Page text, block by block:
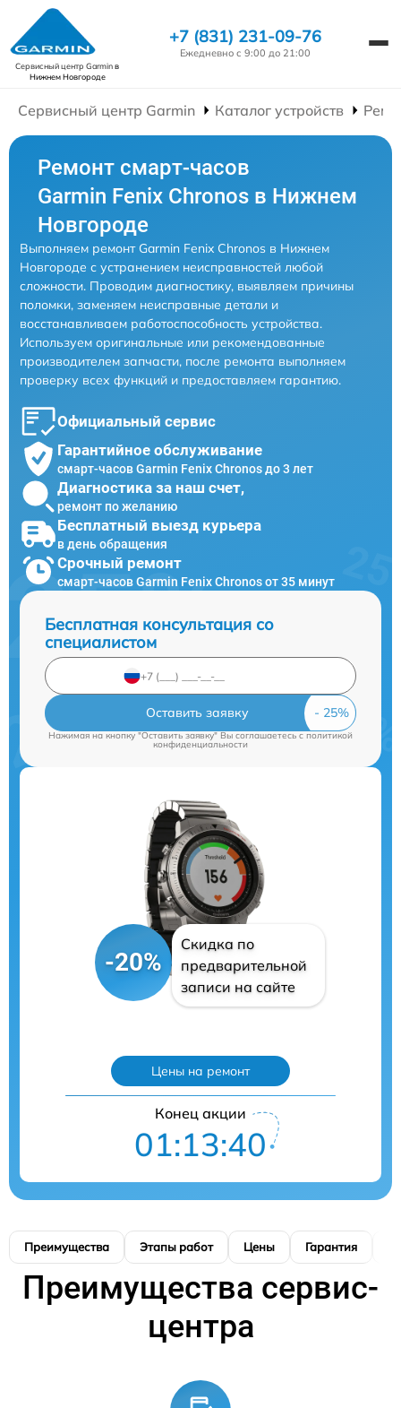
Сервисный центр Garminв
Нижнем Новгороде
+7 (831) 231-09-76
Ежедневно с 9:00 до 21:00
Сервисный центр Garmin Каталог устройств
Ремонт смарт-часов
Garmin Fenix Chronos в Нижнем
Новгороде
Выполняем ремонт Garmin Fenix Chronos в Нижнем
Новгороде с устранением неисправностей любой
сложности. Проводим диагностику, выявляем причины
поломки, заменяем неисправные детали и
восстанавливаем работоспособность устройства.
Используем оригинальные или рекомендованные
производителем запчасти, после ремонта выполняем
проверку всех функций и предоставляем гарантию.
Официальный сервис
Гарантийное обслуживание
смарт-часов Garmin Fenix Chronos до 3 лет
Диагностика за наш счет,
ремонт по желанию
Бесплатный выезд курьера
в день обращения
Срочный ремонт
смарт-часов Garmin Fenix Chronos от 35 минут
Бесплатная консультация со
специалистом
Оставить заявку
Нажимая на кнопку "Оставить заявку" Вы соглашаетесь cполитикой
конфиденциальности
-20%
Скидка по
предварительной
записи на сайте
Цены на ремонт
Конец акции
01:13:39
Преимущества Этапы работ Цены Гарантия
Преимущества сервис-
центра